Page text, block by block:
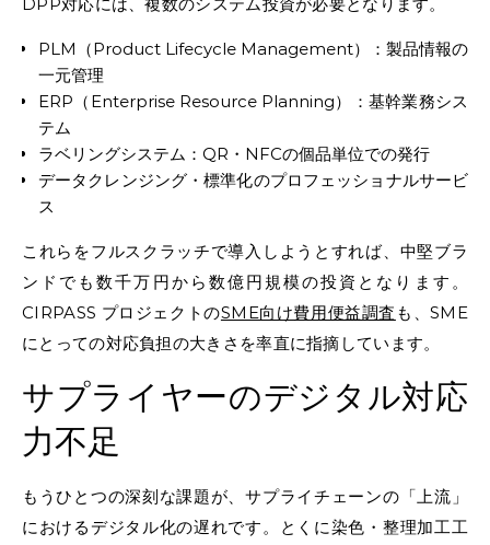
PLM（Product Lifecycle Management）：製品情報の
一元管理
ERP（Enterprise Resource Planning）：基幹業務シス
テム
ラベリングシステム：QR・NFCの個品単位での発行
データクレンジング・標準化のプロフェッショナルサービ
ス
これらをフルスクラッチで導入しようとすれば、中堅ブラ
ンドでも数千万円から数億円規模の投資となります。
CIRPASS プロジェクトのSME向け費用便益調査 も、SME
にとっての対応負担の大きさを率直に指摘しています。
サプライヤーのデジタル対応
力不足
もうひとつの深刻な課題が、サプライチェーンの「上流」
におけるデジタル化の遅れです。とくに染色・整理加工工